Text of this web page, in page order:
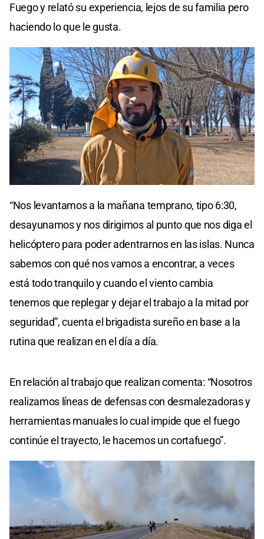
Fuego y relató su experiencia, lejos de su familia pero
haciendo lo que le gusta.
“Nos levantamos a la mañana temprano, tipo 6:30,
desayunamos y nos dirigimos al punto que nos diga el
helicóptero para poder adentrarnos en las islas. Nunca
sabemos con qué nos vamos a encontrar, a veces
está todo tranquilo y cuando el viento cambia
tenemos que replegar y dejar el trabajo a la mitad por
seguridad”, cuenta el brigadista sureño en base a la
rutina que realizan en el día a día.
En relación al trabajo que realizan comenta: “Nosotros
realizamos líneas de defensas con desmalezadoras y
herramientas manuales lo cual impide que el fuego
continúe el trayecto, le hacemos un cortafuego”.